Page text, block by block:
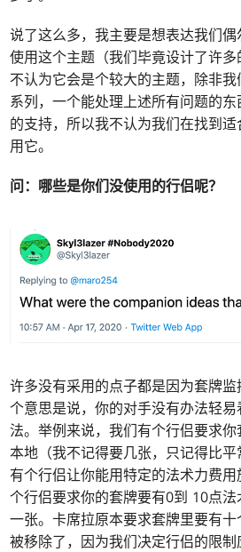
说了这么多，我主要是想表达我们
使用这个主题（我们毕竟设计了许多
不认为它会是个较大的主题，除非
系列，一个能处理上述所有问题的
的支持，所以我不认为我们在找到
用它。
问：哪些是你们没使用的行侣呢？
许多没有采用的点子都是因为套牌
个意思是说，你的对手没有办法轻
法。举例来说，我们有个行侣要求
本地（我不记得要几张，只记得比
有个行侣让你能用特定的法术力费
个行侣要求你的套牌要有0到 10点
一张。卡席拉原本要求套牌里要有
被移除了，因为我们决定行侣的限